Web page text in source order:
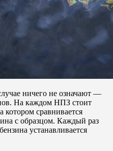
ничего не означают —
На каждом НПЗ стоит
сравнивается
с образцом. Каждый раз
устанавливается